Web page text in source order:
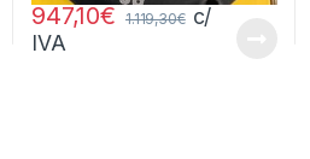
947,10€ 1.119,30€ c/
IVA